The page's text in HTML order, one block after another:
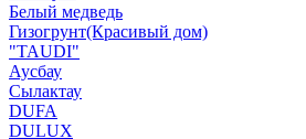
Белый медведь
Гизогрунт(Красивый дом)
"TAUDI"
Аусбау
Сылактау
DUFA
DULUX